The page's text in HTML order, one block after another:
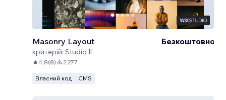
Masonry Layout
критерій: Studio Il
Безкоштовно
4,8(8) 2 277
Власний код CMS